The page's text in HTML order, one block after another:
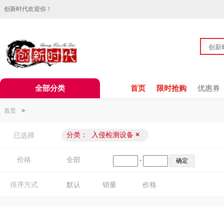
创新时代欢迎你！
全部分类 首页 限时抢购 优惠券
首页 >
已选择 分类： 入侵检测设备 ×
价格 全部 -
排序方式 默认 销量 价格